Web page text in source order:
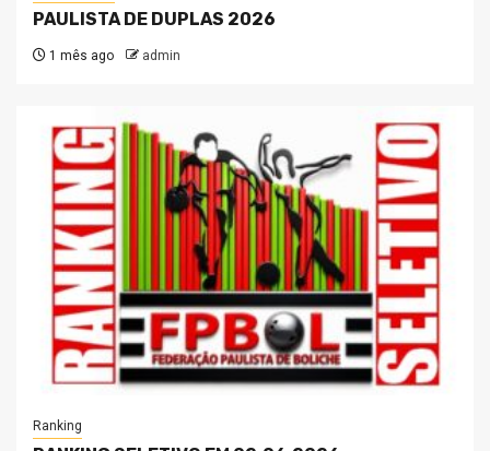
PAULISTA DE DUPLAS 2026
1 mês ago admin
Ranking